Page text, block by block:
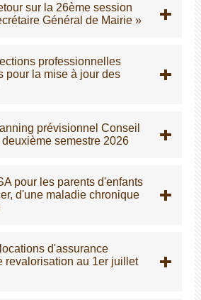
sur la 26ème session
Général de Mairie »
professionnelles
pour la mise à jour des
prévisionnel Conseil
semestre 2026
pour les parents d'enfants
d'une maladie chronique
d'assurance
revalorisation au 1er juillet